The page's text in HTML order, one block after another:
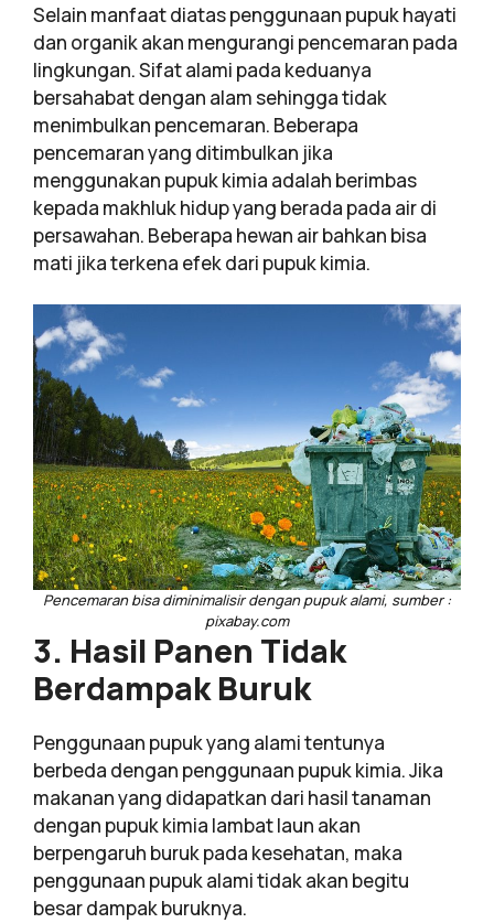
Selain manfaat diatas penggunaan pupuk hayati
dan organik akan mengurangi pencemaran pada
lingkungan. Sifat alami pada keduanya
bersahabat dengan alam sehingga tidak
menimbulkan pencemaran. Beberapa
pencemaran yang ditimbulkan jika
menggunakan pupuk kimia adalah berimbas
kepada makhluk hidup yang berada pada air di
persawahan. Beberapa hewan air bahkan bisa
mati jika terkena efek dari pupuk kimia.
Pencemaran bisa diminimalisir dengan pupuk alami, sumber :
pixabay.com
3. Hasil Panen Tidak
Berdampak Buruk
Penggunaan pupuk yang alami tentunya
berbeda dengan penggunaan pupuk kimia. Jika
makanan yang didapatkan dari hasil tanaman
dengan pupuk kimia lambat laun akan
berpengaruh buruk pada kesehatan, maka
penggunaan pupuk alami tidak akan begitu
besar dampak buruknya.